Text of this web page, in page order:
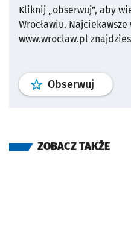
Kliknij „obserwuj”, aby
Wrocławiu.
www.wroclaw.pl
Obserwuj profil
ZOBACZ TAKŻE